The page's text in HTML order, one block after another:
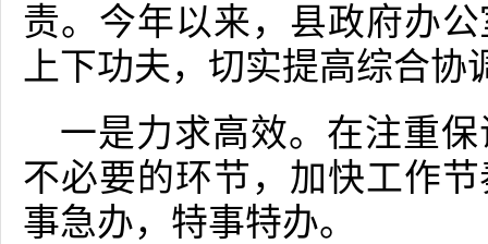
责。今年以来，县政府办
上下功夫，切实提高综合协
一是力求高效。在注重
不必要的环节，加快工作
事急办，特事特办。